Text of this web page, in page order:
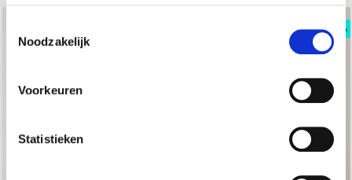
Noodzakelijk
Voorkeuren
Statistieken